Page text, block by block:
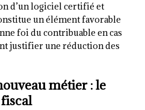
d’un logiciel certifié et
un élément favorable
foi du contribuable en cas
justifier une réduction des
métier : le